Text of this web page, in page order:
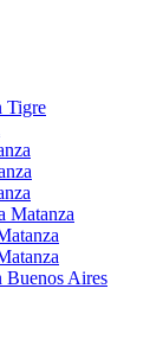
Tigre
Matanza
Buenos Aires